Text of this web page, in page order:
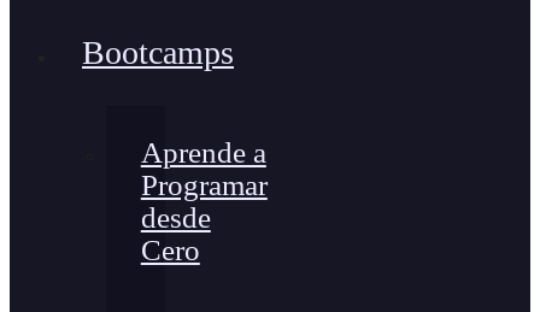
Bootcamps
Aprende a
Programar
desde
Cero